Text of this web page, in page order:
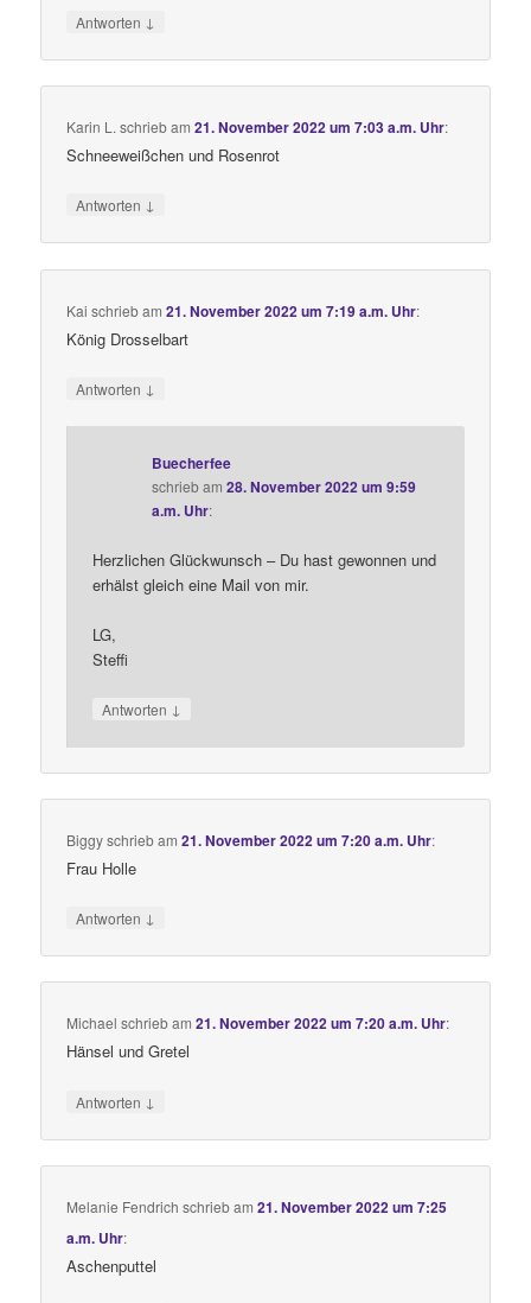
Antworten ↓
Karin L. schriebam21. November 2022 um 7:03 a.m. Uhr:
Schneeweißchen und Rosenrot
Antworten ↓
Kai schriebam21. November 2022 um 7:19 a.m. Uhr:
König Drosselbart
Antworten ↓
Buecherfee
schriebam28. November 2022 um 9:59
a.m. Uhr:
Herzlichen Glückwunsch – Du hast gewonnen und
erhälst gleich eine Mail von mir.
LG,
Steffi
Antworten ↓
Biggyschriebam21. November 2022 um 7:20 a.m. Uhr:
Frau Holle
Antworten ↓
Michael schriebam21. November 2022 um 7:20 a.m. Uhr:
Hänsel und Gretel
Antworten ↓
Melanie Fendrich schriebam21. November 2022 um 7:25
a.m. Uhr:
Aschenputtel